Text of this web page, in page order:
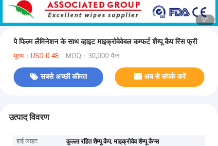
1/1
पे फिल्म लैमिनेशन के साथ व्हाइट माइक्रोवेवेबल कम्फर्ट शैम्पू कैप रिंस फ्री
मूल्य：USD 0.48 MOQ：30,000 पैक
सबसे अच्छी कीमत अब से संपर्क करें
उत्पाद विवरण
हाई लाइट कुल्ला रहित शैम्पू कैप,माइक्रोवेव शैम्पू कैप्स